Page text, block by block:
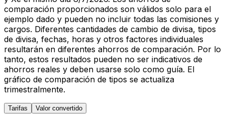
comparación proporcionados son válidos solo para el
ejemplo dado y pueden no incluir todas las comisiones y
cargos. Diferentes cantidades de cambio de divisa, tipos
de divisa, fechas, horas y otros factores individuales
resultarán en diferentes ahorros de comparación. Por lo
tanto, estos resultados pueden no ser indicativos de
ahorros reales y deben usarse solo como guía. El
gráfico de comparación de tipos se actualiza
trimestralmente.
Tarifas Valor convertido